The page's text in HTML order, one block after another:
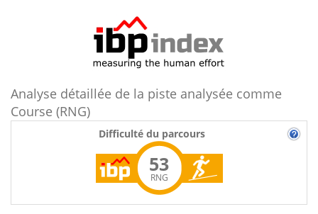
Analyse détaillée de la piste analysée comme
Course (RNG)
Difficulté du parcours
53
RNG